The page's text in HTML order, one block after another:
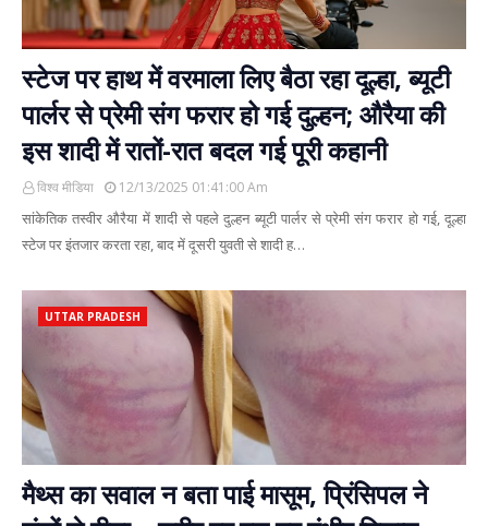
स्टेज पर हाथ में वरमाला लिए बैठा रहा दूल्हा, ब्यूटी
पार्लर से प्रेमी संग फरार हो गई दुल्हन; औरैया की
इस शादी में रातों-रात बदल गई पूरी कहानी
विश्व मीडिया 12/13/2025 01:41:00 Am
सांकेतिक तस्वीर औरैया में शादी से पहले दुल्हन ब्यूटी पार्लर से प्रेमी संग फरार हो गई, दूल्हा
स्टेज पर इंतजार करता रहा, बाद में दूसरी युवती से शादी ह…
UTTAR PRADESH
मैथ्स का सवाल न बता पाई मासूम, प्रिंसिपल ने